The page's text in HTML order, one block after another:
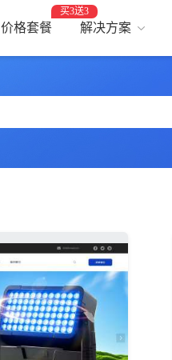
价格套餐
买3送3
解决方案
网站安全
防攻击，支持IPv6